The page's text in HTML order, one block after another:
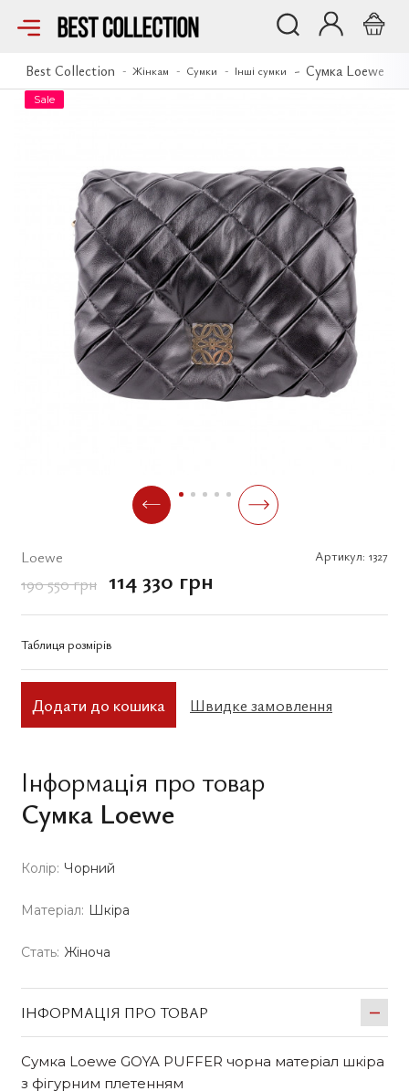
Best Collection Жінкам Сумки Інші сумки Сумка Loewe
Сумка Loewe
Sale
Loewe Артикул: 1327
190 550 грн 114 330 грн
Таблиця розмірів
Додати до кошика Швидке замовлення
Інформація про товар
Сумка Loewe
Колір: Чорний
Матеріал: Шкіра
Стать: Жіноча
ІНФОРМАЦІЯ ПРО ТОВАР
Сумка Loewe GOYA PUFFER чорна матеріал шкіра
з фігурним плетенням